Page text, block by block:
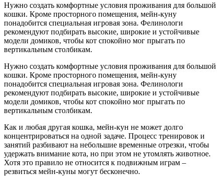
Нужно создать комфортные условия проживания для большой
кошки. Кроме просторного помещения, мейн-куну
понадобится специальная игровая зона. Фелинологи
рекомендуют подбирать высокие, широкие и устойчивые
модели домиков, чтобы кот спокойно мог прыгать по
вертикальным столбикам.
Нужно создать комфортные условия проживания для большой
кошки. Кроме просторного помещения, мейн-куну
понадобится специальная игровая зона. Фелинологи
рекомендуют подбирать высокие, широкие и устойчивые
модели домиков, чтобы кот спокойно мог прыгать по
вертикальным столбикам.
Как и любая другая кошка, мейн-кун не может долго
концентрироваться на одной задаче. Процесс тренировок и
занятий разбивают на небольшие временные отрезки, чтобы
удержать внимание кота, но при этом не утомлять животное.
Хотя это правило не относится к подвижным играм –
резвиться мейн-куны могут бесконечно.